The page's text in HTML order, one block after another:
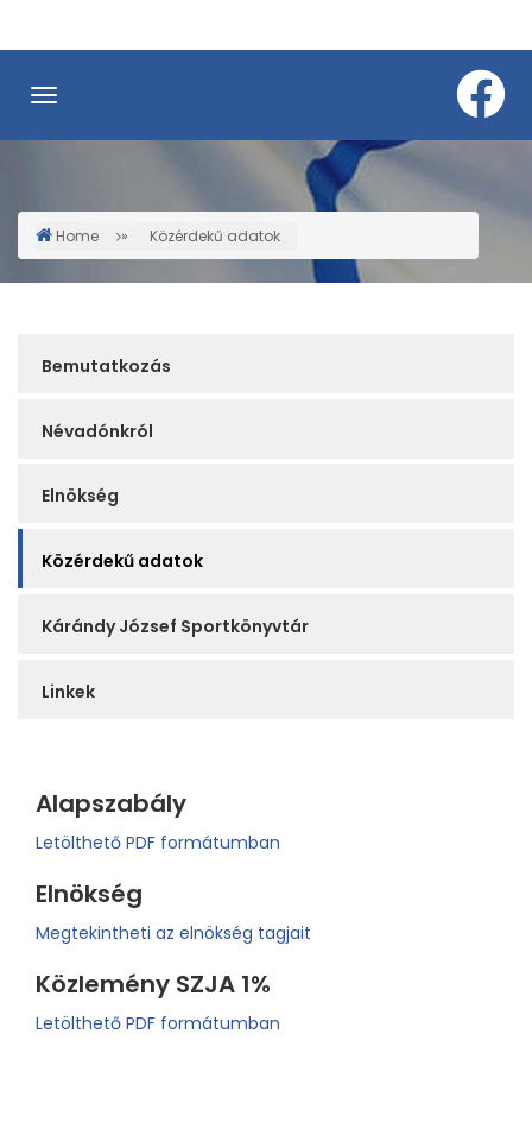
content
Breadcrumb
Home Közérdekű adatok
Service
Sidebar
Bemutatkozás
Névadónkról
Elnökség
Közérdekű adatok
Kárándy József Sportkönyvtár
Linkek
Alapszabály
Letölthető PDF formátumban
Elnökség
Megtekintheti az elnökség tagjait
Közlemény SZJA 1%
Letölthető PDF formátumban